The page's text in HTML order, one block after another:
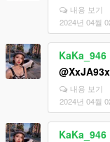
내용 보기
2024년 04월
KaKa_946
내용 보기
2024년 04월
KaKa_946